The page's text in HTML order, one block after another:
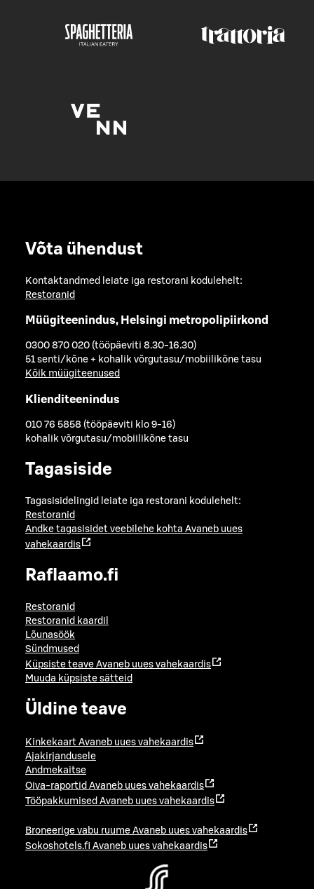
Võta ühendust
Kontaktandmed leiate iga restorani kodulehelt:
Restoranid
Müügiteenindus, Helsingi metropolipiirkond
0300 870 020 (tööpäeviti 8.30-16.30)
51 senti/kõne + kohalik võrgutasu/mobiilikõne tasu
Kõik müügiteenused
Klienditeenindus
010 76 5858 (tööpäeviti klo 9-16)
kohalik võrgutasu/mobiilikõne tasu
Tagasiside
Tagasisidelingid leiate iga restorani kodulehelt:
Restoranid
Andke tagasisidet veebilehe kohta Avaneb uues
vahekaardis
Raflaamo.fi
Restoranid
Restoranid kaardil
Lõunasöök
Sündmused
Küpsiste teave Avaneb uues vahekaardis
Muuda küpsiste sätteid
Üldine teave
Kinkekaart Avaneb uues vahekaardis
Ajakirjandusele
Andmekaitse
Oiva-raportid Avaneb uues vahekaardis
Tööpakkumised Avaneb uues vahekaardis
Broneerige vabu ruume Avaneb uues vahekaardis
Sokoshotels.fi Avaneb uues vahekaardis